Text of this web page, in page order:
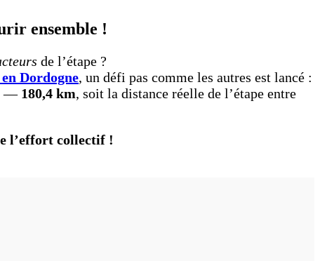
ensemble !
de l’étape ?
Dordogne, un défi pas comme les autres est lancé :
— 180,4 km, soit la distance réelle de l’étape entre
l’effort collectif !